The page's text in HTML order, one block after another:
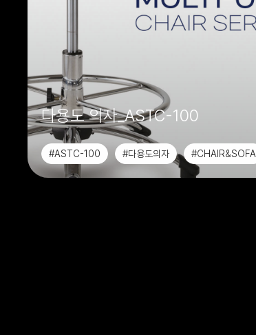
다용도 의자_ASTC-100
#ASTC-100 #다용도의자
#CHAIR&SOFA
#사무용가구